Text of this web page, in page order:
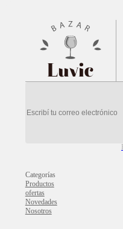
Luvic
Categorías
Productos
ofertas
Novedades
Nosotros